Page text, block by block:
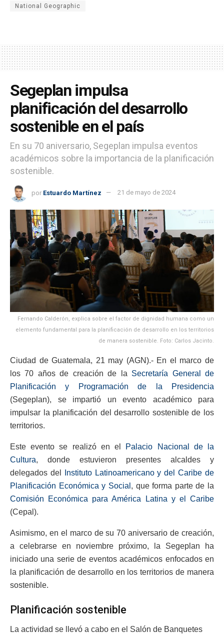
National Geographic
Segeplan impulsa
planificación del desarrollo
sostenible en el país
En su 70 aniversario, Segeplan impulsa eventos
académicos sobre la importancia de la planificación
sostenible.
por Estuardo Martínez 21 de mayo de 2024
Fernando Calderón, explica sobre el factor de dignidad humana como un
elemento fundamental para la planificación de desarrollo en los territorios
de manera sostenible. Foto: Carlos Jacinto.
Ciudad de Guatemala, 21 may (AGN).- En el marco de
los 70 años de creación de la Secretaría General de
Planificación y Programación de la Presidencia
(Segeplan), se impartió un evento académico para
impulsar la planificación del desarrollo sostenible de los
territorios.
Este evento se realizó en el Palacio Nacional de la
Cultura, donde estuvieron presentes alcaldes y
delegados del
Instituto Latinoamericano y del Caribe de
Planificación Económica y Social , que forma parte de la
Comisión Económica para América Latina y el Caribe
(Cepal).
Asimismo, en el marco de su 70 aniversario de creación,
a celebrarse en noviembre próximo, la Segeplan ha
iniciado una serie de eventos académicos enfocados en
la planificación de desarrollo en los territorios de manera
sostenible.
Planificación sostenible
La actividad se llevó a cabo en el Salón de Banquetes